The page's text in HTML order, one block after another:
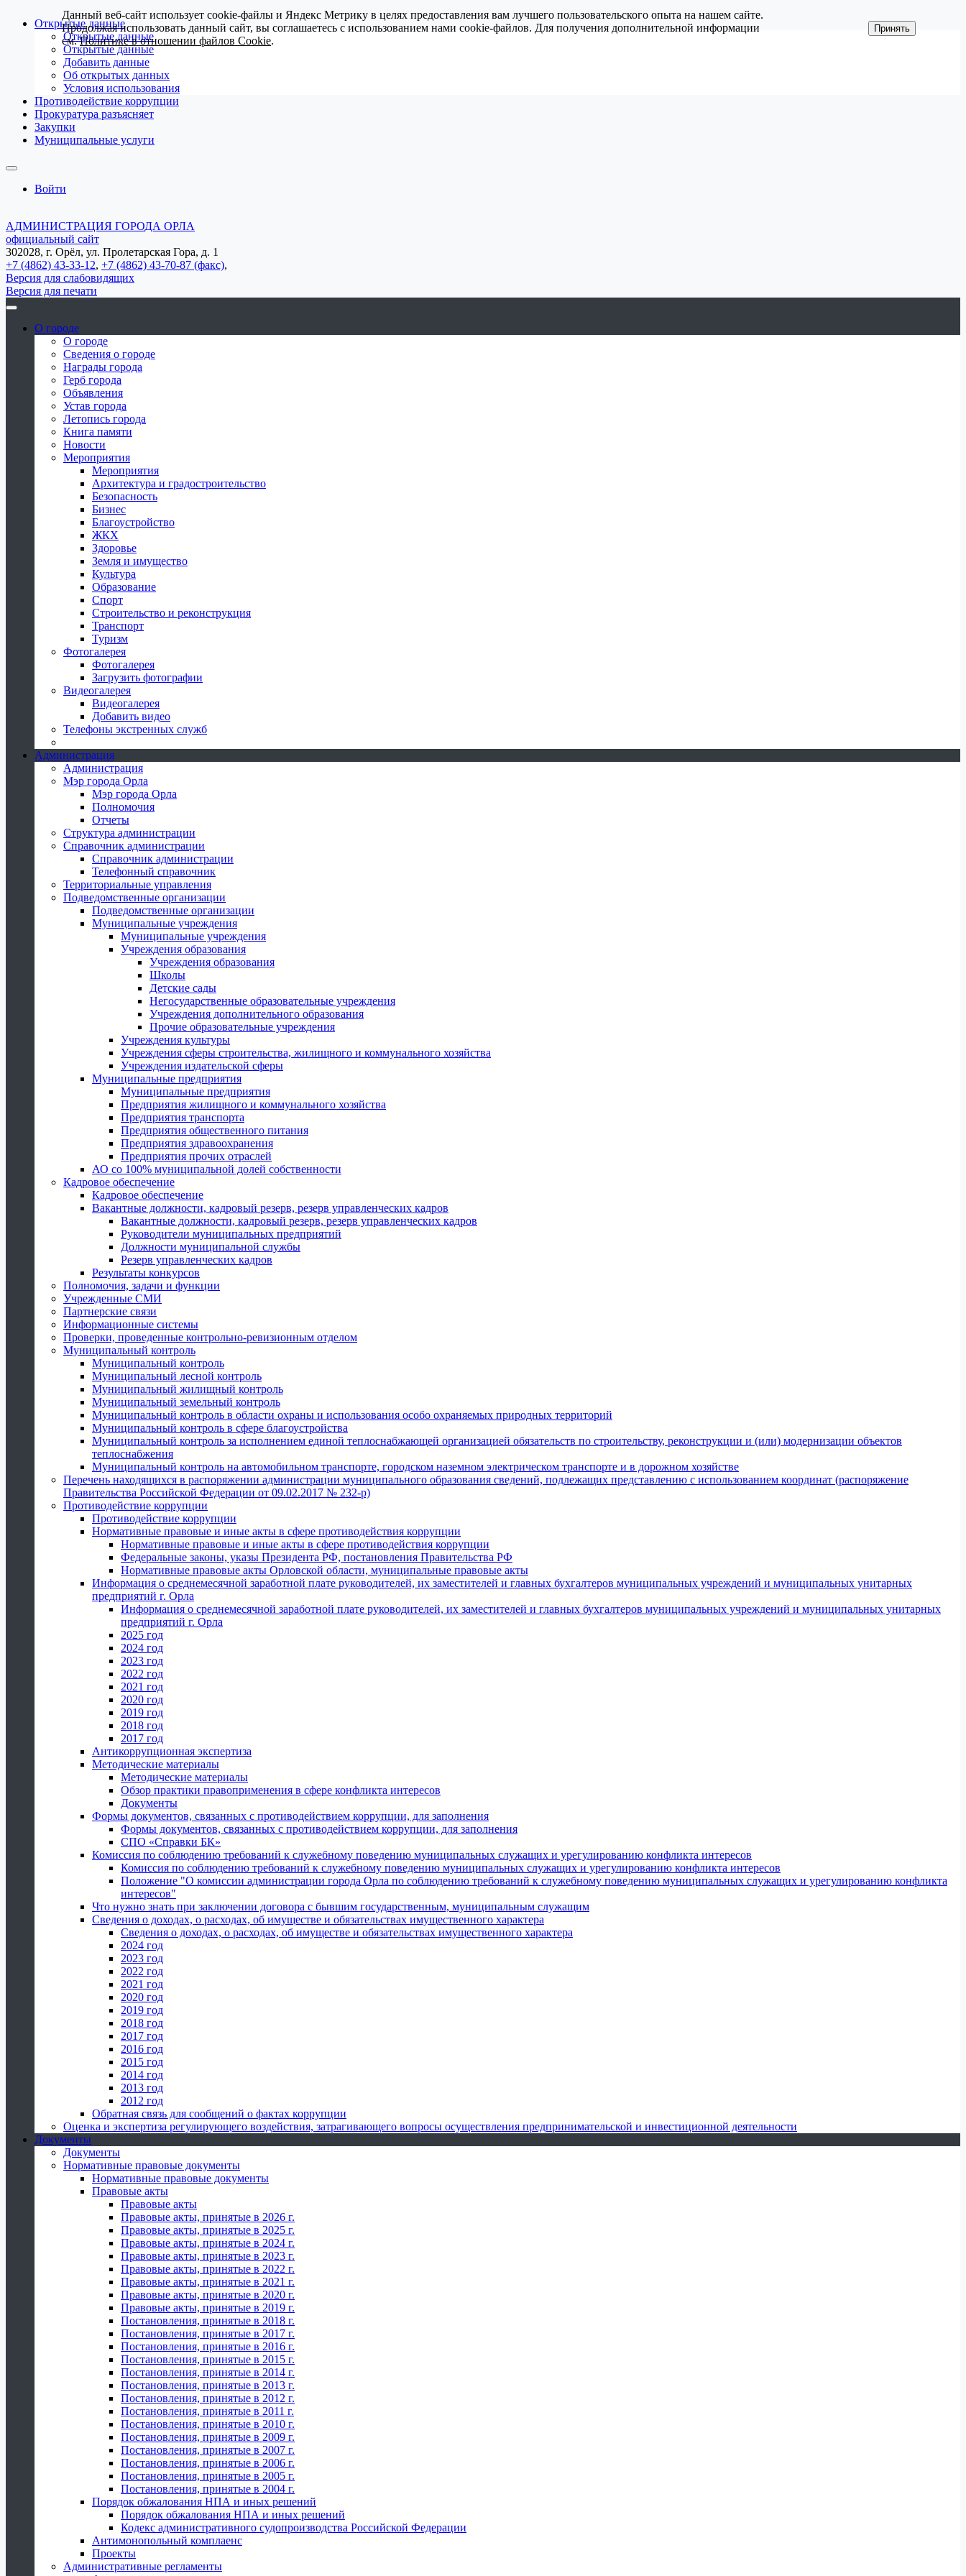
Открытые данные
Открытые данные
Открытые данные
Добавить данные
Об открытых данных
Условия использования
Противодействие коррупции
Прокуратура разъясняет
Закупки
Муниципальные услуги
Войти
АДМИНИСТРАЦИЯ ГОРОДА ОРЛА
официальный сайт
302028, г. Орёл, ул. Пролетарская Гора, д. 1
+7 (4862) 43-33-12, +7 (4862) 43-70-87 (факс),
Версия для слабовидящих
Версия для печати
О городе
О городе
Сведения о городе
Награды города
Герб города
Объявления
Устав города
Летопись города
Книга памяти
Новости
Мероприятия
Мероприятия
Архитектура и градостроительство
Безопасность
Бизнес
Благоустройство
ЖКХ
Здоровье
Земля и имущество
Культура
Образование
Спорт
Строительство и реконструкция
Транспорт
Туризм
Фотогалерея
Фотогалерея
Загрузить фотографии
Видеогалерея
Видеогалерея
Добавить видео
Телефоны экстренных служб
Администрация
Администрация
Мэр города Орла
Мэр города Орла
Полномочия
Отчеты
Структура администрации
Справочник администрации
Справочник администрации
Телефонный справочник
Территориальные управления
Подведомственные организации
Подведомственные организации
Муниципальные учреждения
Муниципальные учреждения
Учреждения образования
Учреждения образования
Школы
Детские сады
Негосударственные образовательные учреждения
Учреждения дополнительного образования
Прочие образовательные учреждения
Учреждения культуры
Учреждения сферы строительства, жилищного и коммунального хозяйства
Учреждения издательской сферы
Муниципальные предприятия
Муниципальные предприятия
Предприятия жилищного и коммунального хозяйства
Предприятия транспорта
Предприятия общественного питания
Предприятия здравоохранения
Предприятия прочих отраслей
АО со 100% муниципальной долей собственности
Кадровое обеспечение
Кадровое обеспечение
Вакантные должности, кадровый резерв, резерв управленческих кадров
Вакантные должности, кадровый резерв, резерв управленческих кадров
Руководители муниципальных предприятий
Должности муниципальной службы
Резерв управленческих кадров
Результаты конкурсов
Полномочия, задачи и функции
Учрежденные СМИ
Партнерские связи
Информационные системы
Проверки, проведенные контрольно-ревизионным отделом
Муниципальный контроль
Муниципальный контроль
Муниципальный лесной контроль
Муниципальный жилищный контроль
Муниципальный земельный контроль
Муниципальный контроль в области охраны и использования особо охраняемых природных территорий
Муниципальный контроль в сфере благоустройства
Муниципальный контроль за исполнением единой теплоснабжающей организацией обязательств по строительству, реконструкции и (или) модернизации объектов
теплоснабжения
Муниципальный контроль на автомобильном транспорте, городском наземном электрическом транспорте и в дорожном хозяйстве
Перечень находящихся в распоряжении администрации муниципального образования сведений, подлежащих представлению с использованием координат (распоряжение
Правительства Российской Федерации от 09.02.2017 № 232-р)
Противодействие коррупции
Противодействие коррупции
Нормативные правовые и иные акты в сфере противодействия коррупции
Нормативные правовые и иные акты в сфере противодействия коррупции
Федеральные законы, указы Президента РФ, постановления Правительства РФ
Нормативные правовые акты Орловской области, муниципальные правовые акты
Информация о среднемесячной заработной плате руководителей, их заместителей и главных бухгалтеров муниципальных учреждений и муниципальных унитарных
предприятий г. Орла
Информация о среднемесячной заработной плате руководителей, их заместителей и главных бухгалтеров муниципальных учреждений и муниципальных унитарных
предприятий г. Орла
2025 год
2024 год
2023 год
2022 год
2021 год
2020 год
2019 год
2018 год
2017 год
Антикоррупционная экспертиза
Методические материалы
Методические материалы
Обзор практики правоприменения в сфере конфликта интересов
Документы
Формы документов, связанных с противодействием коррупции, для заполнения
Формы документов, связанных с противодействием коррупции, для заполнения
СПО «Справки БК»
Комиссия по соблюдению требований к служебному поведению муниципальных служащих и урегулированию конфликта интересов
Комиссия по соблюдению требований к служебному поведению муниципальных служащих и урегулированию конфликта интересов
Положение "О комиссии администрации города Орла по соблюдению требований к служебному поведению муниципальных служащих и урегулированию конфликта
интересов"
Что нужно знать при заключении договора с бывшим государственным, муниципальным служащим
Сведения о доходах, о расходах, об имуществе и обязательствах имущественного характера
Сведения о доходах, о расходах, об имуществе и обязательствах имущественного характера
2024 год
2023 год
2022 год
2021 год
2020 год
2019 год
2018 год
2017 год
2016 год
2015 год
2014 год
2013 год
2012 год
Обратная связь для сообщений о фактах коррупции
Оценка и экспертиза регулирующего воздействия, затрагивающего вопросы осуществления предпринимательской и инвестиционной деятельности
Документы
Документы
Нормативные правовые документы
Нормативные правовые документы
Правовые акты
Правовые акты
Правовые акты, принятые в 2026 г.
Правовые акты, принятые в 2025 г.
Правовые акты, принятые в 2024 г.
Правовые акты, принятые в 2023 г.
Правовые акты, принятые в 2022 г.
Правовые акты, принятые в 2021 г.
Правовые акты, принятые в 2020 г.
Правовые акты, принятые в 2019 г.
Постановления, принятые в 2018 г.
Постановления, принятые в 2017 г.
Постановления, принятые в 2016 г.
Постановления, принятые в 2015 г.
Постановления, принятые в 2014 г.
Постановления, принятые в 2013 г.
Постановления, принятые в 2012 г.
Постановления, принятые в 2011 г.
Постановления, принятые в 2010 г.
Постановления, принятые в 2009 г.
Постановления, принятые в 2007 г.
Постановления, принятые в 2006 г.
Постановления, принятые в 2005 г.
Постановления, принятые в 2004 г.
Порядок обжалования НПА и иных решений
Порядок обжалования НПА и иных решений
Кодекс административного судопроизводства Российской Федерации
Антимонопольный комплаенс
Проекты
Административные регламенты
Данный веб-сайт использует cookie-файлы и Яндекс Метрику в целях предоставления вам лучшего пользовательского опыта на нашем сайте.
Продолжая использовать данный сайт, вы соглашаетесь с использованием нами cookie-файлов. Для получения дополнительной информации
см.Политике в отношении файлов Cookie.
Принять